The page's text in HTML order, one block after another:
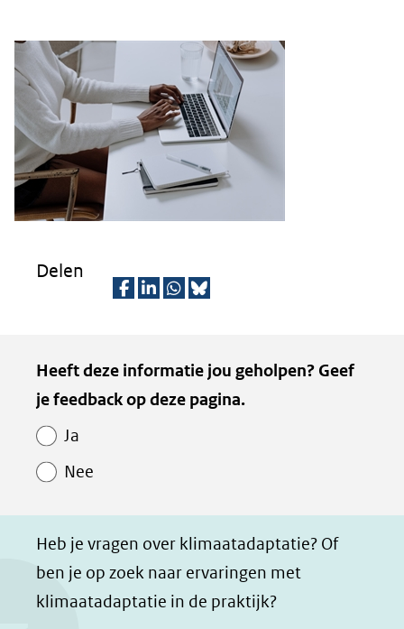
Delen
l
e
a
b
l
e
i
l
e
h
t
z
e
n
d
Kopie
van
Paginawaardering
Heeft deze informatie jou geholpen? Geef
je feedback op deze pagina.
Ja
Nee
Heb je vragen over klimaatadaptatie? Of
ben je op zoek naar ervaringen met
klimaatadaptatie in de praktijk?